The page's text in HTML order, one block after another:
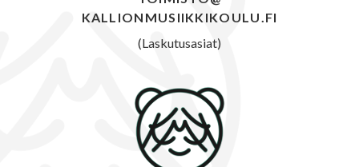
KALLIONMUSIIKKIKOULU.FI
(Laskutusasiat)